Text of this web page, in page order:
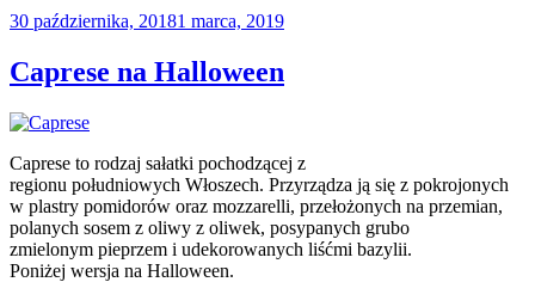
Opublikowane
30 października, 20181 marca, 2019
Caprese na Halloween
Caprese to rodzaj sałatki pochodzącej z
regionu południowych Włoszech. Przyrządza ją się z pokrojonych
w plastry pomidorów oraz mozzarelli, przełożonych na przemian,
polanych sosem z oliwy z oliwek, posypanych grubo
zmielonym pieprzem i udekorowanych liśćmi bazylii.
Poniżej wersja na Halloween.